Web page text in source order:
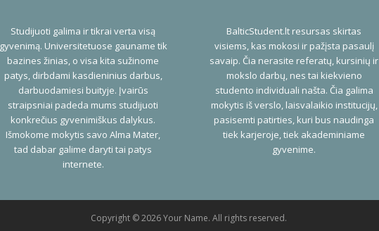
Studijuoti galima ir tikrai verta visą
gyvenimą. Universitetuose gauname tik
bazines žinias, o visa kita sužinome
patys, dirbdami kasdieninius darbus,
darbuodamiesi buityje. Įvairūs
straipsniai padeda mums studijuoti
konkrečius gyvenimiškus dalykus.
Išmokome mokytis savo Alma Mater,
tad dabar galime daryti tai patys
internete.
BalticStudent.lt resursas skirtas
visiems, kas mokosi ir pažįsta pasaulį
savaip. Čia nerasite referatų, kursinių ir
mokslo darbų, nes tai kiekvieno
studento individuali našta. Čia galima
mokytis iš verslo, laisvalaikio institucijų,
pasisemti patirties, kuri bus naudinga
tiek karjeroje, tiek akademiniame
gyvenime.
Copyright © 2026 Your Name. All rights reserved.